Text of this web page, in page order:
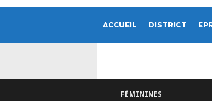
ACCUEIL DISTRICT
FÉMININES